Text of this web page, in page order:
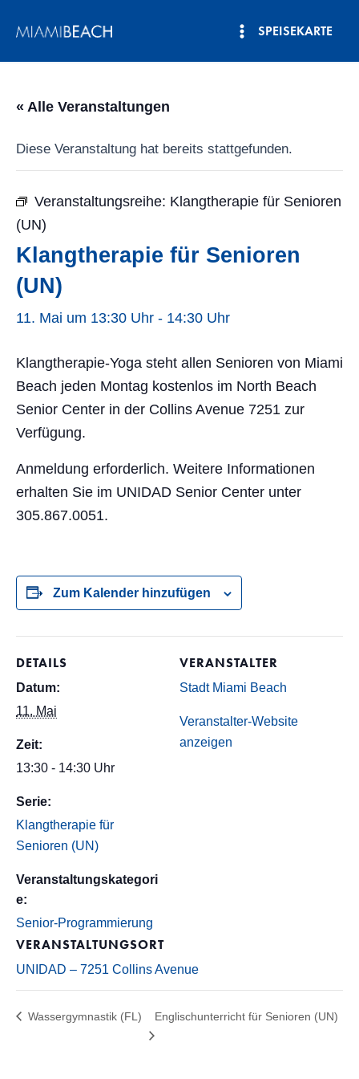
Inhalt
SPEISEKARTE
« Alle Veranstaltungen
Diese Veranstaltung hat bereits stattgefunden.
Veranstaltungsreihe: Klangtherapie für Senioren
(UN)
Klangtherapie für Senioren
(UN)
11. Mai um 13:30 Uhr - 14:30 Uhr
Klangtherapie-Yoga steht allen Senioren von Miami
Beach jeden Montag kostenlos im North Beach
Senior Center in der Collins Avenue 7251 zur
Verfügung.
Anmeldung erforderlich. Weitere Informationen
erhalten Sie im UNIDAD Senior Center unter
305.867.0051.
Zum Kalender hinzufügen
DETAILS
Datum:
11. Mai
Zeit:
13:30 - 14:30 Uhr
Serie:
Klangtherapie für
Senioren (UN)
Veranstaltungskategori
e:
Senior-Programmierung
VERANSTALTUNGSORT
UNIDAD – 7251 Collins Avenue
VERANSTALTER
Stadt Miami Beach
Veranstalter-Website
anzeigen
Wassergymnastik (FL) Englischunterricht für Senioren (UN)